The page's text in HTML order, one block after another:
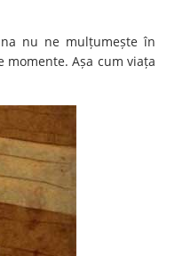
nu ne mulțumește în
Așa cum viața